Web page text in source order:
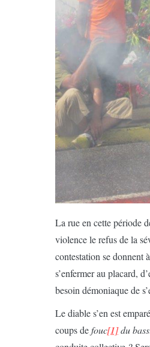
La rue en cette période
violence le refus de la
contestation se donnent
s’enfermer au placard,
besoin démoniaque de
Le diable s’en est
coups defouc[1]du